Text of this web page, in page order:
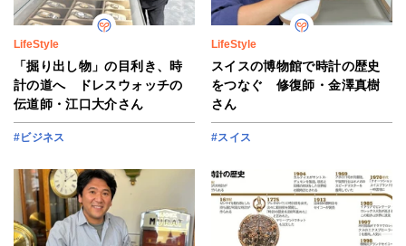
LifeStyle
「掘り出し物」の目利き、時
計の道へ ドレスウォッチの
伝道師・江口大介さん
#ビジネス
LifeStyle
スイスの博物館で時計の歴史
をつなぐ 修復師・金澤真樹
さん
#スイス